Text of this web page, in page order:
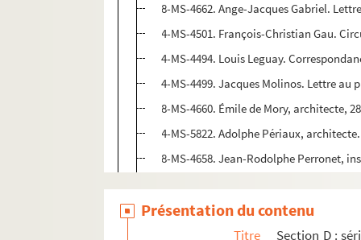
8-MS-4662. Ange-Jacques Gabriel.
4-MS-4501. François-Christian Gau.
4-MS-4494. Louis Leguay.
4-MS-4499. Jacques Molinos. Lettre au
8-MS-4660. Émile de Mory, architecte,
4-MS-5822. Adolphe Périaux,
8-MS-4658. Jean-Rodolphe Perronet,
4-MS-4495. Bernard Poyet. 2 lettres
Papiers de l'architecte Jean Rondelet
Présentation du contenu
Titre
Section D :